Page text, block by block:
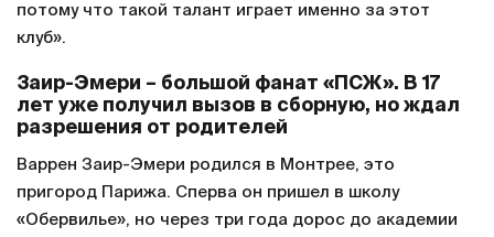
потому что такой талант играет именно за этот
клуб».
Заир-Эмери – большой фанат «ПСЖ». В 17
лет уже получил вызов в сборную, но ждал
разрешения от родителей
Варрен Заир-Эмери родился в Монтрее, это
пригород Парижа. Сперва он пришел в школу
«Обервилье», но через три года дорос до академии